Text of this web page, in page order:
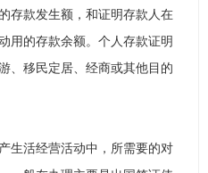
存款发生额，和证明存款人在
用的存款余额。个人存款证明
、移民定居、经商或其他目的
生活经营活动中，所需要的对